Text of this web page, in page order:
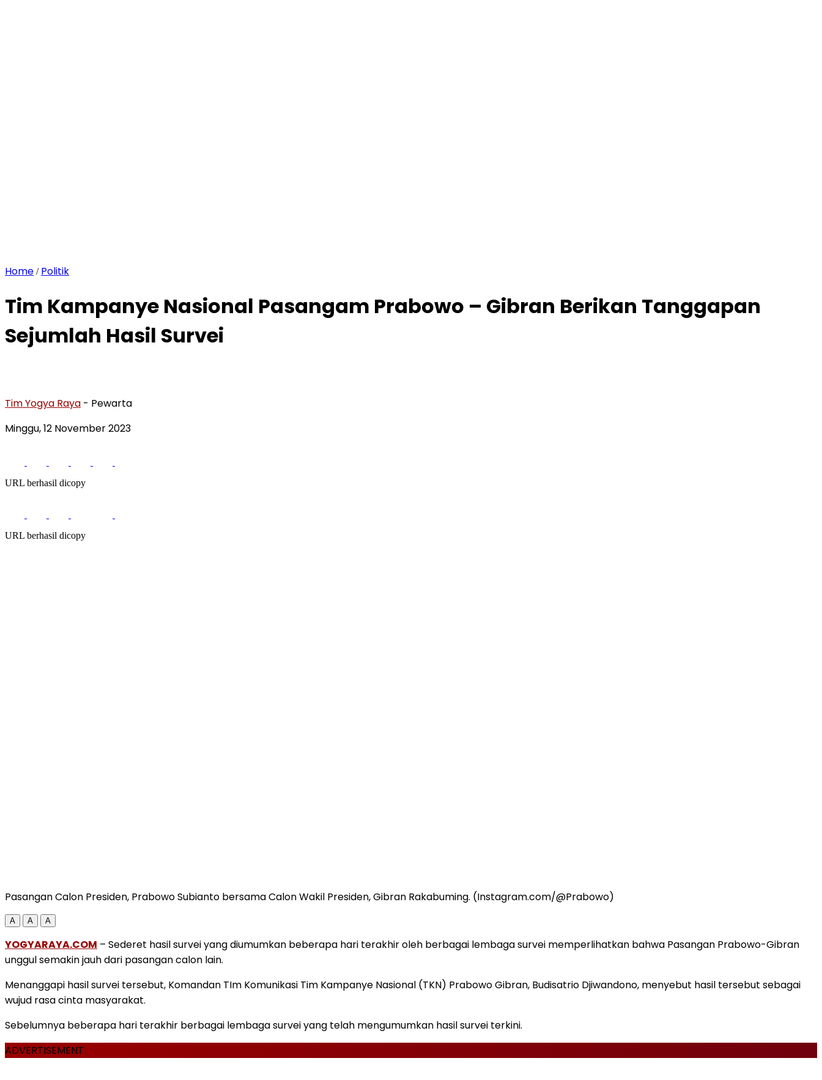
Home / Politik
Tim Kampanye Nasional Pasangam Prabowo – Gibran Berikan Tanggapan
Sejumlah Hasil Survei
Tim Yogya Raya - Pewarta
Minggu, 12 November 2023
URL berhasil dicopy
URL berhasil dicopy
Pasangan Calon Presiden, Prabowo Subianto bersama Calon Wakil Presiden, Gibran Rakabuming. (Instagram.com/@Prabowo)
A A A
YOGYARAYA.COM – Sederet hasil survei yang diumumkan beberapa hari terakhir oleh berbagai lembaga survei memperlihatkan bahwa Pasangan Prabowo-Gibran
unggul semakin jauh dari pasangan calon lain.
Menanggapi hasil survei tersebut, Komandan TIm Komunikasi Tim Kampanye Nasional (TKN) Prabowo Gibran, Budisatrio Djiwandono, menyebut hasil tersebut sebagai
wujud rasa cinta masyarakat.
Sebelumnya beberapa hari terakhir berbagai lembaga survei yang telah mengumumkan hasil survei terkini.
ADVERTISEMENT